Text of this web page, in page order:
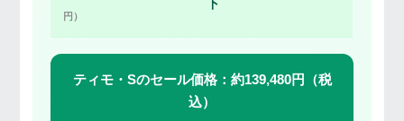
円）
下
ティモ・Sのセール価格：約139,480円（税
込）